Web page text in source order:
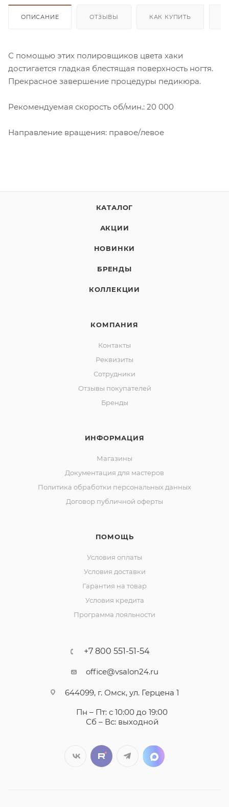
ОПИСАНИЕ ОТЗЫВЫ КАК КУПИТЬ
С помощью этих полировщиков цвета хаки
достигается гладкая блестящая поверхность ногтя.
Прекрасное завершение процедуры педикюра.
Рекомендуемая скорость об/мин.: 20 000
Направление вращения: правое/левое
КАТАЛОГ
АКЦИИ
НОВИНКИ
БРЕНДЫ
КОЛЛЕКЦИИ
КОМПАНИЯ
Контакты
Реквизиты
Сотрудники
Отзывы покупателей
Бренды
ИНФОРМАЦИЯ
Магазины
Документация для мастеров
Политика обработки персональных данных
Договор публичной оферты
ПОМОЩЬ
Условия оплаты
Условия доставки
Гарантия на товар
Условия кредита
Программа лояльности
+7 800 551-51-54
office@vsalon24.ru
644099, г. Омск, ул. Герцена 1
Пн – Пт: с 10:00 до 19:00
Сб – Вс: выходной